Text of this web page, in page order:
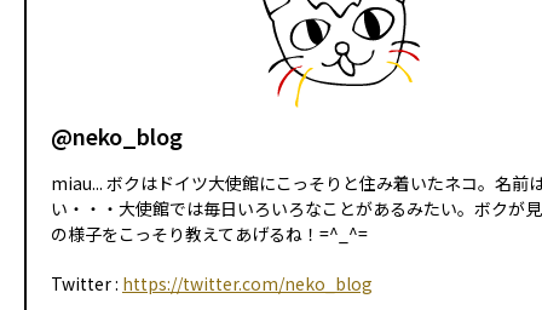
@neko_blog
miau... ボクはドイツ大使館にこっそりと住み着いたネコ。名前
い・・・大使館では毎日いろいろなことがあるみたい。ボクが
の様子をこっそり教えてあげるね！=^_^=
Twitter : https://twitter.com/neko_blog